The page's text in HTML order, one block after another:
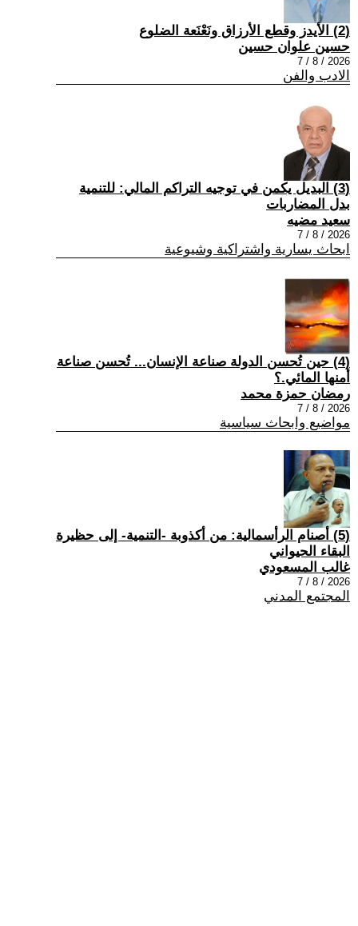
(2) الأيدز وقطع الأرزاق ونَعْنَعة الضلوع
حسين علوان حسين
2026 / 8 / 7
الادب والفن
(3) البديل يكمن في توجيه التراكم المالي: للتنمية
بدل المضاربات
سعيد مضيه
2026 / 8 / 7
ابحاث يسارية واشتراكية وشيوعية
(4) حين تُحسن الدولة صناعة الإنسان... تُحسن صناعة
أمنها المائي.؟
رمضان حمزة محمد
2026 / 8 / 7
مواضيع وابحاث سياسية
(5) أصنام الرأسمالية: من أكذوبة -التنمية- إلى حظيرة
البقاء الحيواني
غالب المسعودي
2026 / 8 / 7
المجتمع المدني